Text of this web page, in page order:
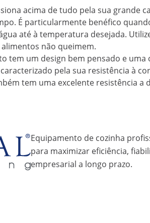
acima de tudo pela sua grande
É particularmente benéfico
até à temperatura desejada.
não queimem.
tem um design bem pensado e
pela sua resistência à
tem uma excelente resistência
Equipamento de cozinha
para maximizar eficiência,
empresarial a longo prazo.